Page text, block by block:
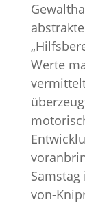
Werte
von-